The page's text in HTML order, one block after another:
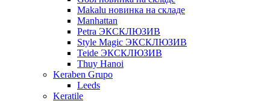
Makalu новинка на складе
Manhattan
Petra ЭКСКЛЮЗИВ
Style Magic ЭКСКЛЮЗИВ
Teide ЭКСКЛЮЗИВ
Thuy Hanoi
Keraben Grupo
Leeds
Keratile